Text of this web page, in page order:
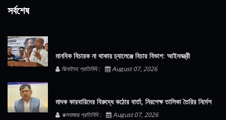
সর্বশেষ
মানবিক বিচারক না থাকায় চ্যালেঞ্জে বিচার বিভাগ: আইনমন্ত্রী
ঝিনাইদহ প্রতিনিধি : August 07, 2026
মাদক কারবারিদের বিরুদ্ধে কঠোর বার্তা, নিরপেক্ষ তালিকা তৈরির নির্দেশ
কক্সবাজার প্রতিনিধি : August 07, 2026